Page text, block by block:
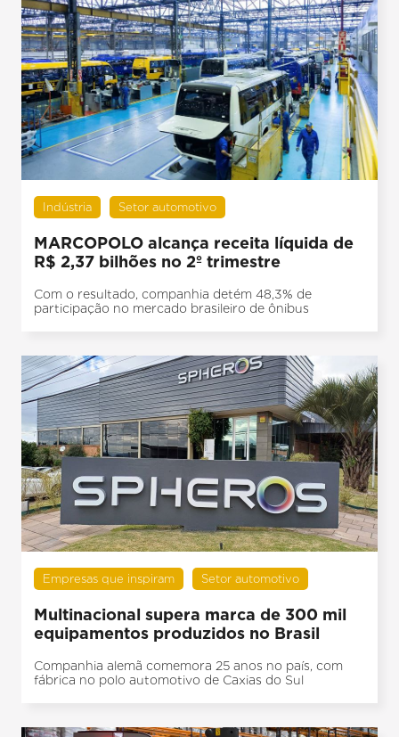
Indústria Setor automotivo
MARCOPOLO alcança receita líquida de
R$ 2,37 bilhões no 2º trimestre
Com o resultado, companhia detém 48,3% de
participação no mercado brasileiro de ônibus
Empresas que inspiram Setor automotivo
Multinacional supera marca de 300 mil
equipamentos produzidos no Brasil
Companhia alemã comemora 25 anos no país, com
fábrica no polo automotivo de Caxias do Sul